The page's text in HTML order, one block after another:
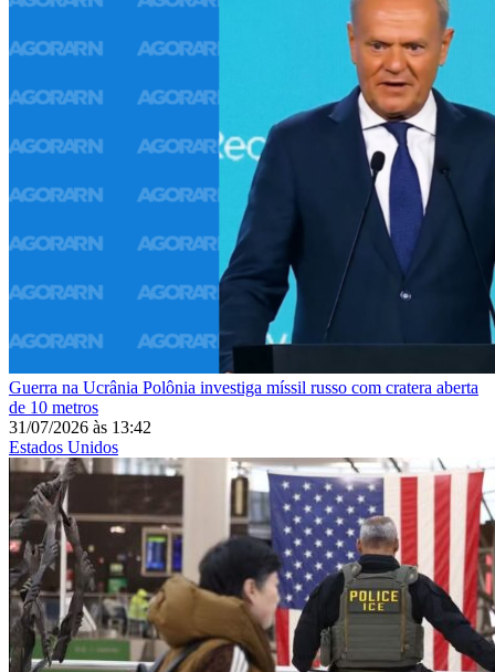
Guerra na Ucrânia Polônia investiga míssil russo com cratera aberta
de 10 metros
31/07/2026 às 13:42
Estados Unidos